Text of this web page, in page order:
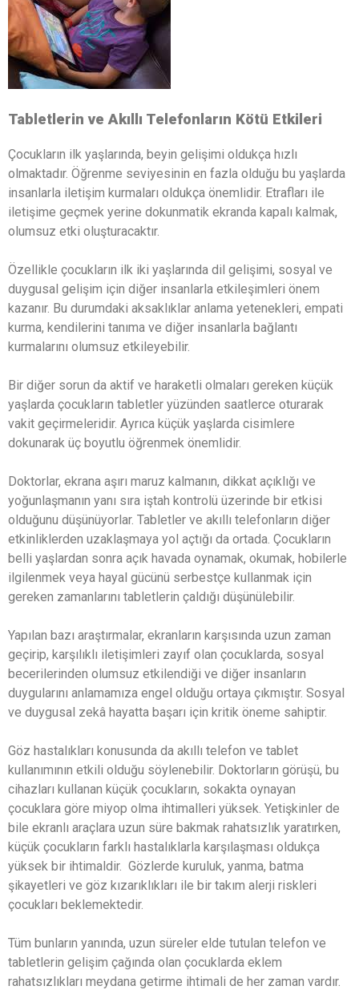
Tabletlerin ve Akıllı Telefonların Kötü Etkileri
Çocukların ilk yaşlarında, beyin gelişimi oldukça hızlı
olmaktadır. Öğrenme seviyesinin en fazla olduğu bu yaşlarda
insanlarla iletişim kurmaları oldukça önemlidir. Etrafları ile
iletişime geçmek yerine dokunmatik ekranda kapalı kalmak,
olumsuz etki oluşturacaktır.
Özellikle çocukların ilk iki yaşlarında dil gelişimi, sosyal ve
duygusal gelişim için diğer insanlarla etkileşimleri önem
kazanır. Bu durumdaki aksaklıklar anlama yetenekleri, empati
kurma, kendilerini tanıma ve diğer insanlarla bağlantı
kurmalarını olumsuz etkileyebilir.
Bir diğer sorun da aktif ve haraketli olmaları gereken küçük
yaşlarda çocukların tabletler yüzünden saatlerce oturarak
vakit geçirmeleridir. Ayrıca küçük yaşlarda cisimlere
dokunarak üç boyutlu öğrenmek önemlidir.
Doktorlar, ekrana aşırı maruz kalmanın, dikkat açıklığı ve
yoğunlaşmanın yanı sıra iştah kontrolü üzerinde bir etkisi
olduğunu düşünüyorlar. Tabletler ve akıllı telefonların diğer
etkinliklerden uzaklaşmaya yol açtığı da ortada. Çocukların
belli yaşlardan sonra açık havada oynamak, okumak, hobilerle
ilgilenmek veya hayal gücünü serbestçe kullanmak için
gereken zamanlarını tabletlerin çaldığı düşünülebilir.
Yapılan bazı araştırmalar, ekranların karşısında uzun zaman
geçirip, karşılıklı iletişimleri zayıf olan çocuklarda, sosyal
becerilerinden olumsuz etkilendiği ve diğer insanların
duygularını anlamamıza engel olduğu ortaya çıkmıştır. Sosyal
ve duygusal zekâ hayatta başarı için kritik öneme sahiptir.
Göz hastalıkları konusunda da akıllı telefon ve tablet
kullanımının etkili olduğu söylenebilir. Doktorların görüşü, bu
cihazları kullanan küçük çocukların, sokakta oynayan
çocuklara göre miyop olma ihtimalleri yüksek. Yetişkinler de
bile ekranlı araçlara uzun süre bakmak rahatsızlık yaratırken,
küçük çocukların farklı hastalıklarla karşılaşması oldukça
yüksek bir ihtimaldir. Gözlerde kuruluk, yanma, batma
şikayetleri ve göz kızarıklıkları ile bir takım alerji riskleri
çocukları beklemektedir.
Tüm bunların yanında, uzun süreler elde tutulan telefon ve
tabletlerin gelişim çağında olan çocuklarda eklem
rahatsızlıkları meydana getirme ihtimali de her zaman vardır.